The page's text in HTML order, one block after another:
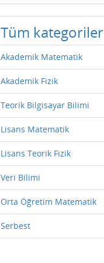
Tüm kategoriler
Akademik Matematik
Akademik Fizik
Teorik Bilgisayar Bilimi
Lisans Matematik
Lisans Teorik Fizik
Veri Bilimi
Orta Öğretim Matematik
Serbest